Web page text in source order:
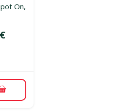
On,
Pievienot grozam